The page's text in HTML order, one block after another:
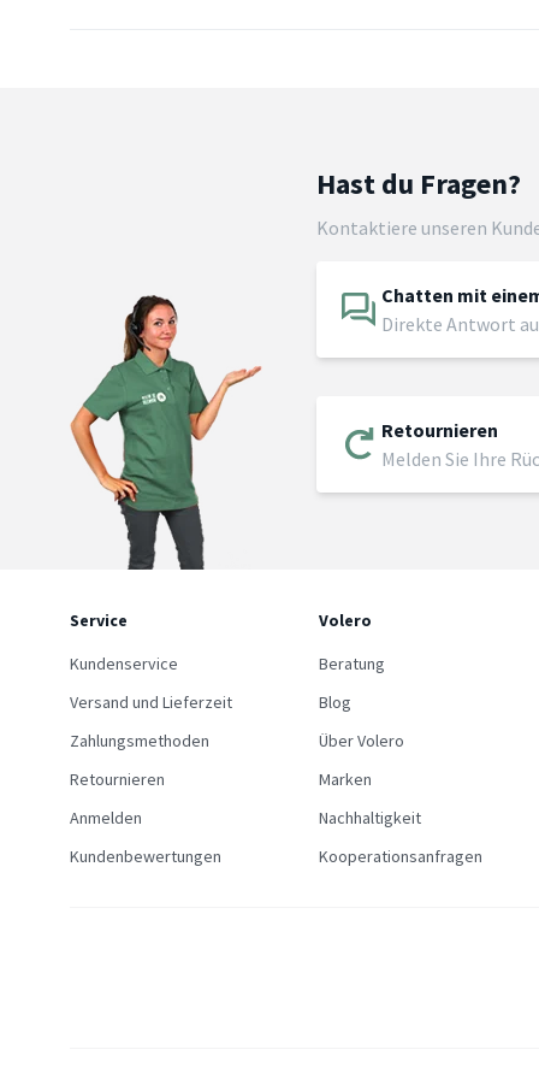
Hast du Fragen?
Kontaktiere unseren
Chatten mit
Direkte Antwort
Retournieren
Melden Sie Ihre
Service
Kundenservice
Versand und Lieferzeit
Zahlungsmethoden
Retournieren
Anmelden
Kundenbewertungen
Volero
Beratung
Blog
Über Volero
Marken
Nachhaltigkeit
Kooperationsanfragen